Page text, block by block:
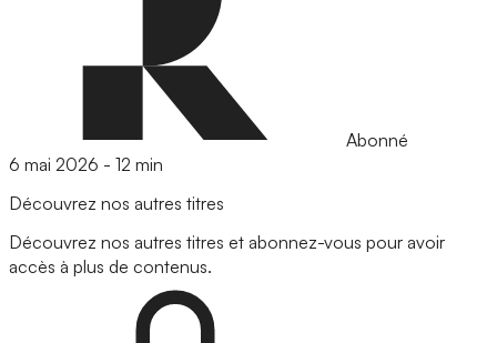
Abonné
6 mai 2026 - 12 min
Découvrez nos autres titres
Découvrez nos autres titres et abonnez-vous pour avoir
accès à plus de contenus.